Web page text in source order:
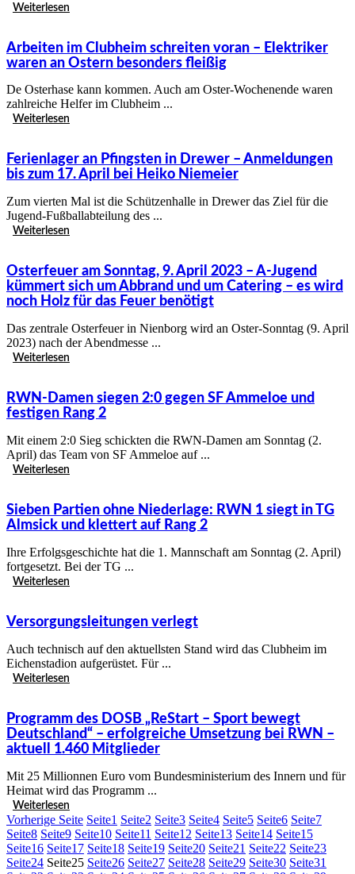
Weiterlesen
Arbeiten im Clubheim schreiten voran – Elektriker
waren an Ostern besonders fleißig
De Osterhase kann kommen. Auch am Oster-Wochenende waren
zahlreiche Helfer im Clubheim ...
Weiterlesen
Ferienlager an Pfingsten in Drewer – Anmeldungen
bis zum 17. April bei Heiko Niemeier
Zum vierten Mal ist die Schützenhalle in Drewer das Ziel für die
Jugend-Fußballabteilung des ...
Weiterlesen
Osterfeuer am Sonntag, 9. April 2023 – A-Jugend
kümmert sich um Abbrand und um Catering – es wird
noch Holz für das Feuer benötigt
Das zentrale Osterfeuer in Nienborg wird an Oster-Sonntag (9. April
2023) nach der Abendmesse ...
Weiterlesen
RWN-Damen siegen 2:0 gegen SF Ammeloe und
festigen Rang 2
Mit einem 2:0 Sieg schickten die RWN-Damen am Sonntag (2.
April) das Team von SF Ammeloe auf ...
Weiterlesen
Sieben Partien ohne Niederlage: RWN 1 siegt in TG
Almsick und klettert auf Rang 2
Ihre Erfolgsgeschichte hat die 1. Mannschaft am Sonntag (2. April)
fortgesetzt. Bei der TG ...
Weiterlesen
Versorgungsleitungen verlegt
Auch technisch auf den aktuellsten Stand wird das Clubheim im
Eichenstadion aufgerüstet. Für ...
Weiterlesen
Programm des DOSB „ReStart – Sport bewegt
Deutschland“ – erfolgreiche Umsetzung bei RWN –
aktuell 1.460 Mitglieder
Mit 25 Millionnen Euro vom Bundesministerium des Innern und für
Heimat wird das Programm ...
Weiterlesen
Vorherige Seite Seite1 Seite2 Seite3 Seite4 Seite5 Seite6 Seite7
Seite8 Seite9 Seite10 Seite11 Seite12 Seite13 Seite14 Seite15
Seite16 Seite17 Seite18 Seite19 Seite20 Seite21 Seite22 Seite23
Seite24 Seite25 Seite26 Seite27 Seite28 Seite29 Seite30 Seite31